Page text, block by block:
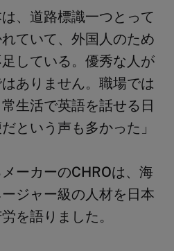
は、道路標識一つとって
ていて、外国人のため
している。優秀な人が
ありません。職場では
生活で英語を話せる日
という声も多かった」
ーカーのCHROは、海
ジャー級の人材を日本
を語りました。